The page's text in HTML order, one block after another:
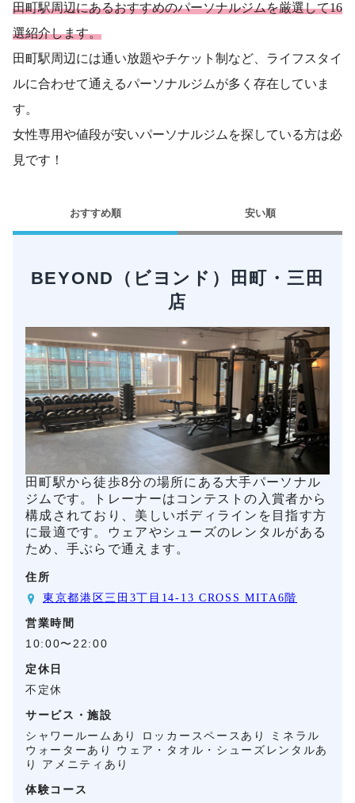
田町駅周辺にあるおすすめのパーソナルジムを厳選して16
選紹介します。
田町駅周辺には通い放題やチケット制など、ライフスタイ
ルに合わせて通えるパーソナルジムが多く存在していま
す。
女性専用や値段が安いパーソナルジムを探している方は必
見です！
おすすめ順 安い順
BEYOND（ビヨンド）田町・三田
店
田町駅から徒歩8分の場所にある大手パーソナル
ジムです。トレーナーはコンテストの入賞者から
構成されており、美しいボディラインを目指す方
に最適です。ウェアやシューズのレンタルがある
ため、手ぶらで通えます。
住所
東京都港区三田3丁目14-13 CROSS MITA6階
営業時間
10:00〜22:00
定休日
不定休
サービス・施設
シャワールームあり ロッカースペースあり ミネラル
ウォーターあり ウェア・タオル・シューズレンタルあ
り アメニティあり
体験コース